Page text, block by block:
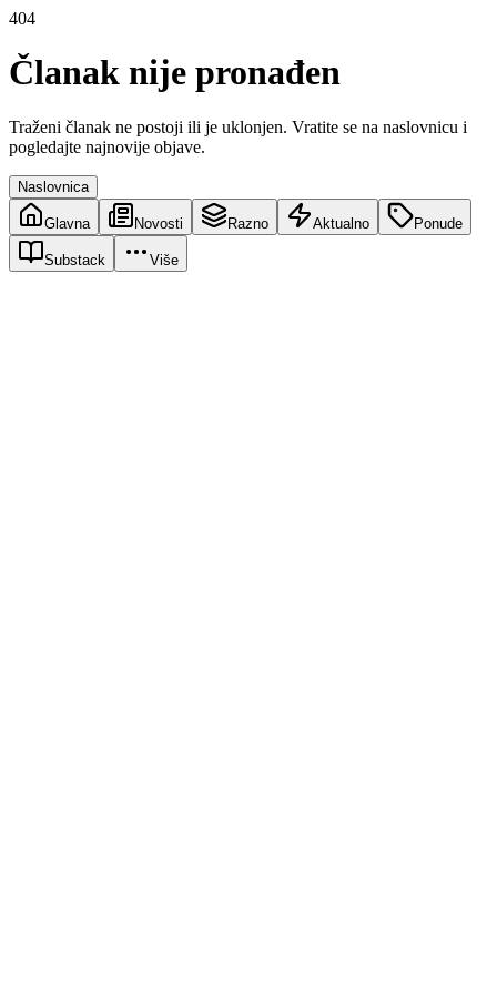
404
Članak nije pronađen
Traženi članak ne postoji ili je uklonjen. Vratite se na naslovnicu i
pogledajte najnovije objave.
Naslovnica
Glavna Novosti Razno Aktualno Ponude
Substack Više